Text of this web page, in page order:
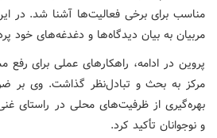
مناسب برای برخی فعالیت‌ها آشنا شد. در
مربیان به بیان دیدگاه‌ها و دغدغه‌های خود
پروین در ادامه، راهکارهای عملی برای رفع
مرکز به بحث و تبادل‌نظر گذاشت. وی بر
بهره‌گیری از ظرفیت‌های محلی در راستای
و نوجوانان تأکید کرد.